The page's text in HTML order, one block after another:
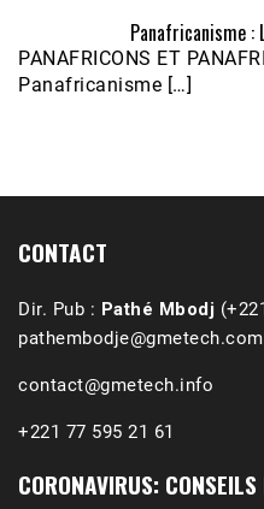
Écoutez le parcours de
Nobana (Podologue)
Feb 24, 2021 • 28mn
1988-1989 :  La
Panafricanisme :
PANAFRICONS ET
Panafricanisme […]
CONTACT
Dir. Pub : Pathé Mbodj
pathembodje@gmetech.com
contact@gmetech.info
+221 77 595 21 61
CORONAVIRUS: